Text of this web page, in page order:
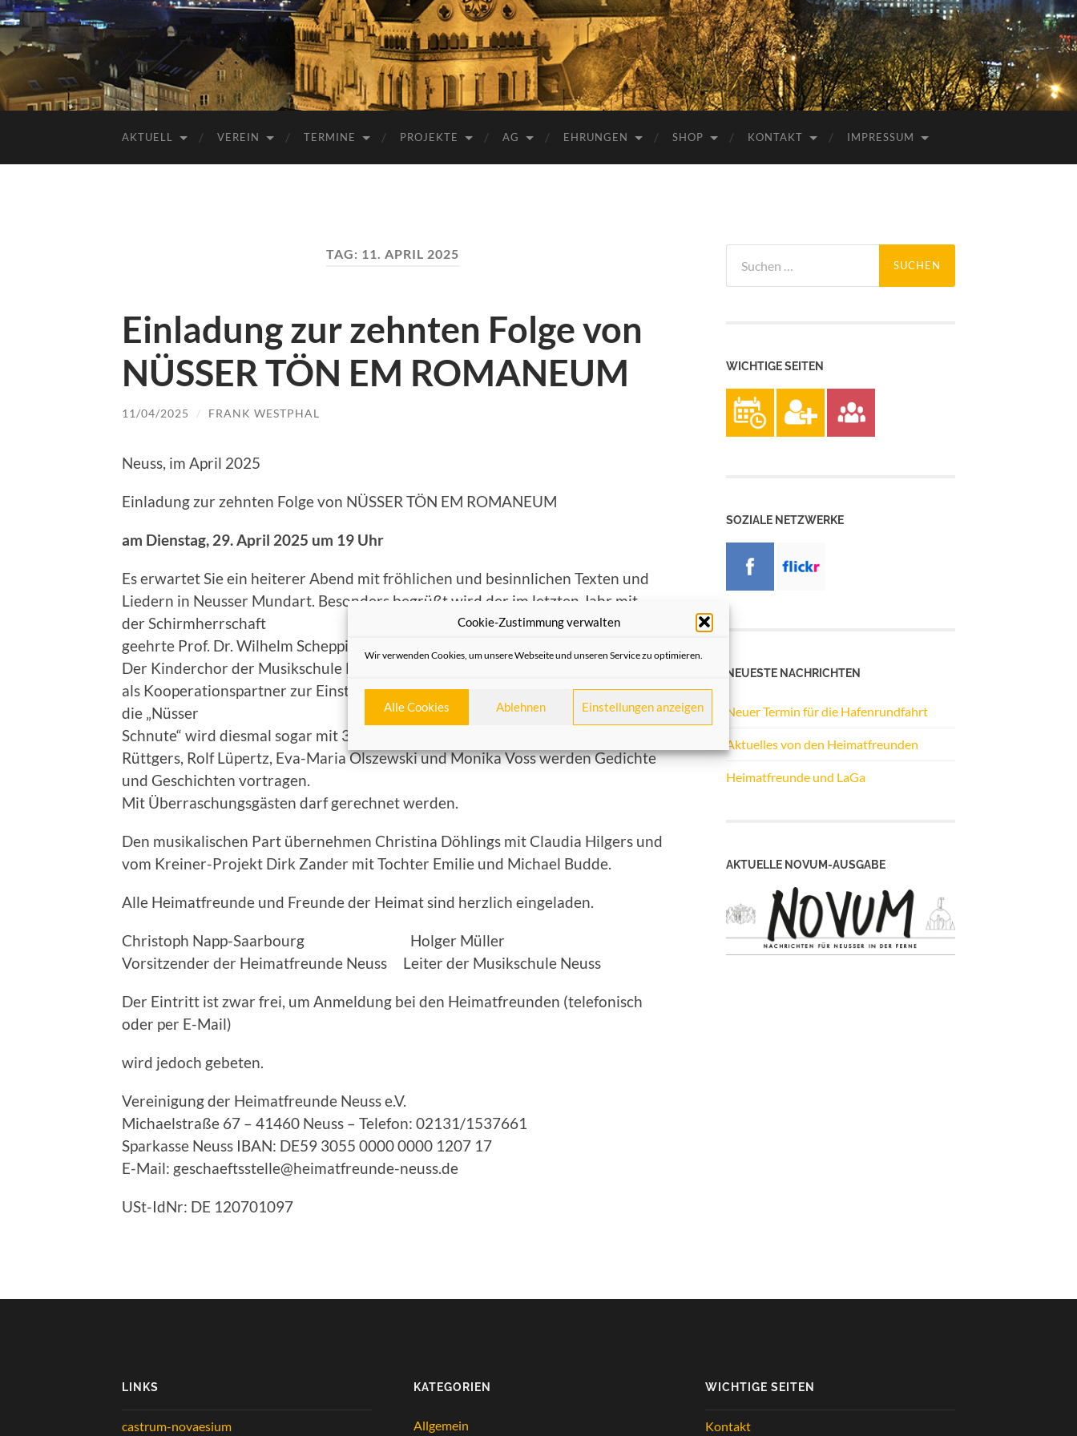
Cookie-Zustimmung verwalten
Wir verwenden Cookies, um unsere Webseite und unseren Service zu optimieren.
Alle Cookies Ablehnen Einstellungen anzeigen
AKTUELL VEREIN TERMINE PROJEKTE AG EHRUNGEN SHOP KONTAKT IMPRESSUM
TAG: 11. APRIL 2025
Einladung zur zehnten Folge von
NÜSSER TÖN EM ROMANEUM
11/04/2025 / FRANK WESTPHAL
Neuss, im April 2025
Einladung zur zehnten Folge von NÜSSER TÖN EM ROMANEUM
am Dienstag, 29. April 2025 um 19 Uhr
Es erwartet Sie ein heiterer Abend mit fröhlichen und besinnlichen Texten und
Liedern in Neusser Mundart. Besonders begrüßt wird der im letzten Jahr mit
der Schirmherrschaft
geehrte Prof. Dr. Wilhelm Schepping.
Der Kinderchor der Musikschule Neuss unter der Leitung von Lena Jaekel wird
als Kooperationspartner zur Einstimmung neu einstudierte Lieder darbringen,
die „Nüsser
Schnute“ wird diesmal sogar mit 3 Sketchen aufwarten. Dieter Schnitzler, Heidi
Rüttgers, Rolf Lüpertz, Eva-Maria Olszewski und Monika Voss werden Gedichte
und Geschichten vortragen.
Mit Überraschungsgästen darf gerechnet werden.
Den musikalischen Part übernehmen Christina Döhlings mit Claudia Hilgers und
vom Kreiner-Projekt Dirk Zander mit Tochter Emilie und Michael Budde.
Alle Heimatfreunde und Freunde der Heimat sind herzlich eingeladen.
Christoph Napp-Saarbourg Holger Müller
Vorsitzender der Heimatfreunde Neuss Leiter der Musikschule Neuss
Der Eintritt ist zwar frei, um Anmeldung bei den Heimatfreunden (telefonisch
oder per E-Mail)
wird jedoch gebeten.
Vereinigung der Heimatfreunde Neuss e.V.
Michaelstraße 67 – 41460 Neuss – Telefon: 02131/1537661
Sparkasse Neuss IBAN: DE59 3055 0000 0000 1207 17
E-Mail: geschaeftsstelle@heimatfreunde-neuss.de
USt-IdNr: DE 120701097
nach:
WICHTIGE SEITEN
SOZIALE NETZWERKE
NEUESTE NACHRICHTEN
Neuer Termin für die Hafenrundfahrt
Aktuelles von den Heimatfreunden
Heimatfreunde und LaGa
AKTUELLE NOVUM-AUSGABE
LINKS
castrum-novaesium
KATEGORIEN
Allgemein
WICHTIGE SEITEN
Kontakt